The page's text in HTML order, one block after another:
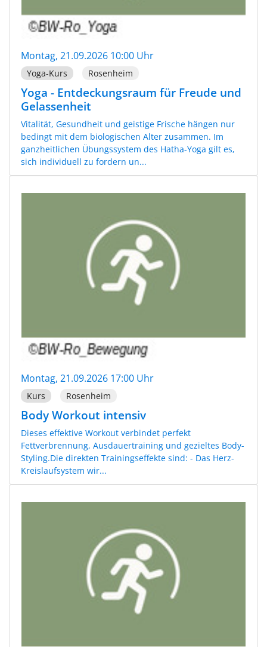
Montag, 21.09.2026 10:00 Uhr
Yoga-Kurs Rosenheim
Yoga - Entdeckungsraum für Freude und
Gelassenheit
Vitalität, Gesundheit und geistige Frische hängen nur
bedingt mit dem biologischen Alter zusammen. Im
ganzheitlichen Übungssystem des Hatha-Yoga gilt es,
sich individuell zu fordern un...
Montag, 21.09.2026 17:00 Uhr
Kurs Rosenheim
Body Workout intensiv
Dieses effektive Workout verbindet perfekt
Fettverbrennung, Ausdauertraining und gezieltes Body-
Styling.Die direkten Trainingseffekte sind: - Das Herz-
Kreislaufsystem wir...